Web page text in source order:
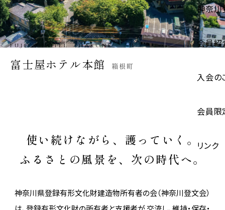
神奈川
会員紹
入会の
会員限
リンク
IGARASHI STORE · HADANO
五十嵐商店 秦野市
使い続けながら、護っていく。
ふるさとの風景を、次の時代へ。
神奈川県登録有形文化財建造物所有者の会（神奈川登文会）